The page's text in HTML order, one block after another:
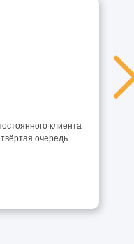
клиента
очередь